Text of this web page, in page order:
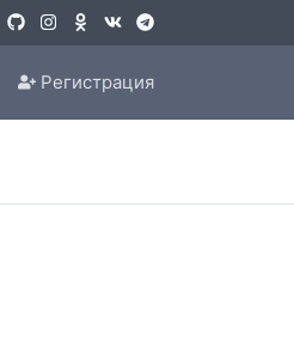
Регистрация